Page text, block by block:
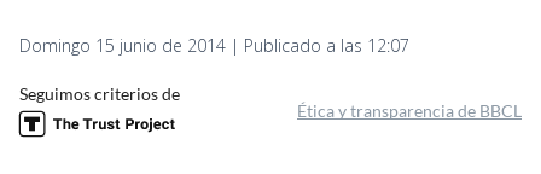
Domingo 15 junio de 2014 | Publicado a las 12:07
Seguimos criterios de
Ética y transparencia de BBCL